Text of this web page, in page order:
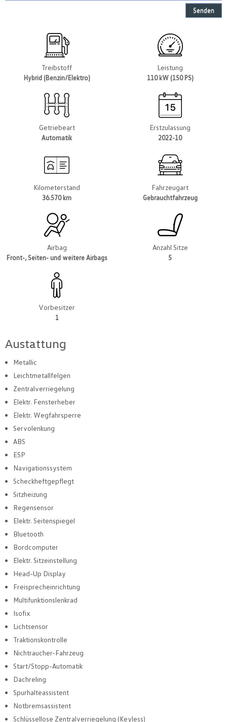
Senden
Treibstoff
Hybrid (Benzin/Elektro)
Leistung
110 kW (150 PS)
Getriebeart
Automatik
Erstzulassung
2022-10
Kilometerstand
36.570 km
Fahrzeugart
Gebrauchtfahrzeug
Airbag
Front-, Seiten- und weitere Airbags
Anzahl Sitze
5
Vorbesitzer
1
Austattung
Metallic
Leichtmetallfelgen
Zentralverriegelung
Elektr. Fensterheber
Elektr. Wegfahrsperre
Servolenkung
ABS
ESP
Navigationssystem
Scheckheftgepflegt
Sitzheizung
Regensensor
Elektr. Seitenspiegel
Bluetooth
Bordcomputer
Elektr. Sitzeinstellung
Head-Up Display
Freisprecheinrichtung
Multifunktionslenkrad
Isofix
Lichtsensor
Traktionskontrolle
Nichtraucher-Fahrzeug
Start/Stopp-Automatik
Dachreling
Spurhalteassistent
Notbremsassistent
Schlüssellose Zentralverriegelung (Keyless)